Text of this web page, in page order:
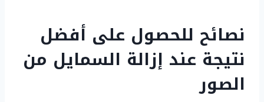
نصائح للحصول على أفضل
نتيجة عند إزالة السمايل من
الصور